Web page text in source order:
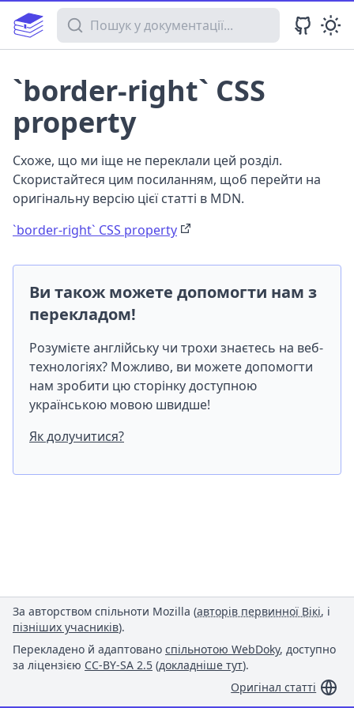
Пошук у документації
`border-right` CSS
property
Схоже, що ми іще не переклали цей розділ.
Скористайтеся цим посиланням, щоб перейти на
оригінальну версію цієї статті в MDN.
`border-right` CSS property
Ви також можете допомогти нам з
перекладом!
Розумієте англійську чи трохи знаєтесь на веб-
технологіях? Можливо, ви можете допомогти
нам зробити цю сторінку доступною
українською мовою швидше!
Як долучитися?
За авторством спільноти Mozilla (авторів первинної Вікі, і
пізніших учасників).
Перекладено й адаптовано спільнотою WebDoky, доступно
за ліцензією CC-BY-SA 2.5 (докладніше тут).
Оригінал статті